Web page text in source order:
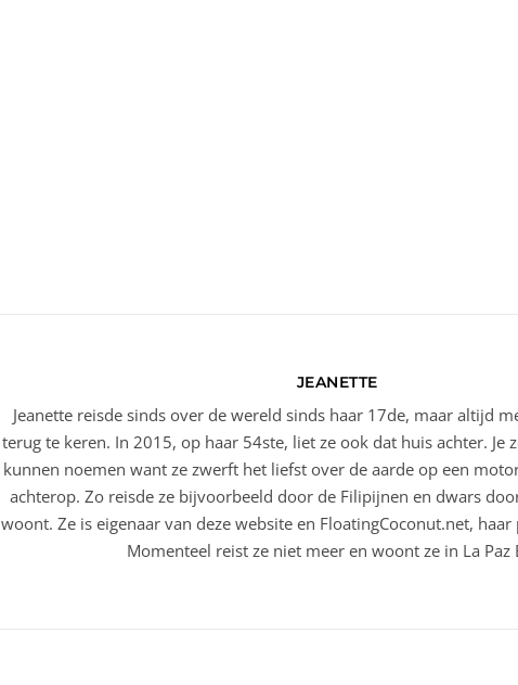
JEANETTE
Jeanette reisde sinds over de wereld sinds haar 17de, maar altijd
terug te keren. In 2015, op haar 54ste, liet ze ook dat huis achter. Je
kunnen noemen want ze zwerft het liefst over de aarde op een
achterop. Zo reisde ze bijvoorbeeld door de Filipijnen en dwars
woont. Ze is eigenaar van deze website en FloatingCoconut.net,
Momenteel reist ze niet meer en woont ze in La Paz